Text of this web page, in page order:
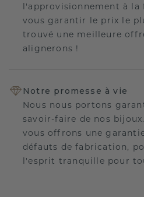
l'approvisionnement à
vous garantir le prix le
trouvé une meilleure
alignerons !
Notre promesse à vie
Nous nous portons
savoir-faire de nos
vous offrons une
défauts de fabrication,
l'esprit tranquille pour